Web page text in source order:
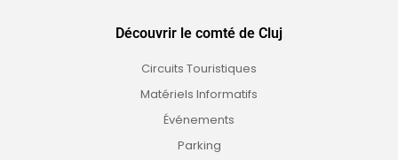
Découvrir le comté de Cluj
Circuits Touristiques
Matériels Informatifs
Événements
Parking